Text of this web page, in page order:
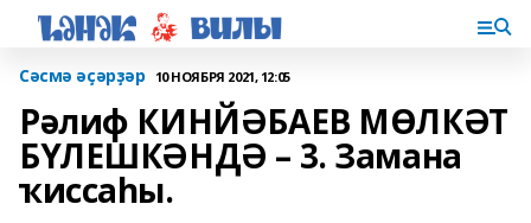
Сәсмә әҫәрҙәр 10 НОЯБРЯ 2021, 12:05
Рәлиф КИНЙӘБАЕВ МӨЛКӘТ
БҮЛЕШКӘНДӘ – 3. Замана
ҡиссаһы.